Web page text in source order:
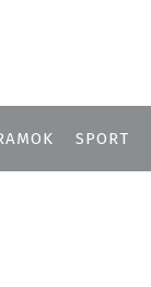
SPORT